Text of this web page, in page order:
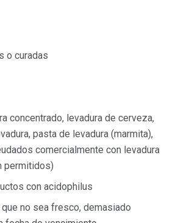
o curadas
concentrado, levadura de cerveza,
pasta de levadura (marmita),
comercialmente con levadura
permitidos)
con acidophilus
no sea fresco, demasiado